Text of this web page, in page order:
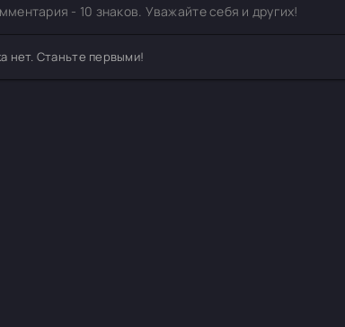
- 10 знаков. Уважайте себя и других!
нет. Станьте первыми!